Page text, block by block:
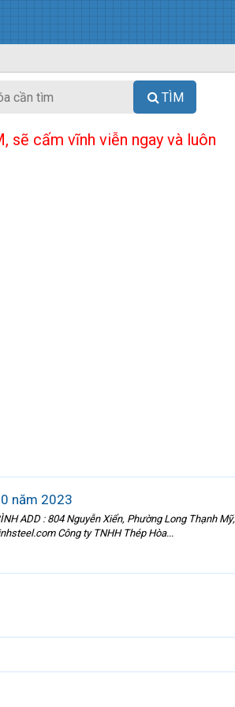
TÌM
sẽ cấm vĩnh viễn ngay và luôn
năm 2023
ADD : 804 Nguyễn Xiển, Phường Long Thạnh
Công ty TNHH Thép Hòa...